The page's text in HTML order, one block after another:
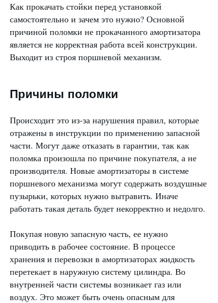
Как прокачать стойки перед установкой
самостоятельно и зачем это нужно? Основной
причиной поломки не прокачанного амортизатора
является не корректная работа всей конструкции.
Выходит из строя поршневой механизм.
Причины поломки
Происходит это из-за нарушения правил, которые
отражены в инструкции по применению запасной
части. Могут даже отказать в гарантии, так как
поломка произошла по причине покупателя, а не
производителя. Новые амортизаторы в системе
поршневого механизма могут содержать воздушные
пузырьки, которых нужно вытравить. Иначе
работать такая деталь будет некорректно и недолго.
Покупая новую запасную часть, ее нужно
приводить в рабочее состояние. В процессе
хранения и перевозки в амортизаторах жидкость
перетекает в наружную систему цилиндра. Во
внутренней части системы возникает газ или
воздух. Это может быть очень опасным для